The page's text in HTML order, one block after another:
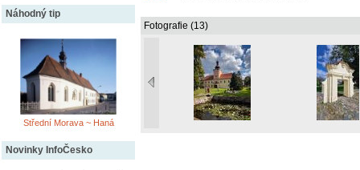
Náhodný tip
Střední Morava ~ Haná
Novinky InfoČesko
Fotografie (13)